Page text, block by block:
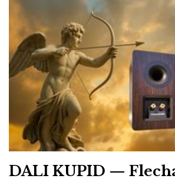
DALI KUPID —